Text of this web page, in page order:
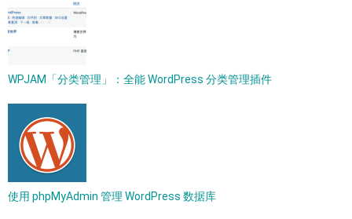
WPJAM「分类管理」：全能 WordPress 分类管理插件
使用 phpMyAdmin 管理 WordPress 数据库